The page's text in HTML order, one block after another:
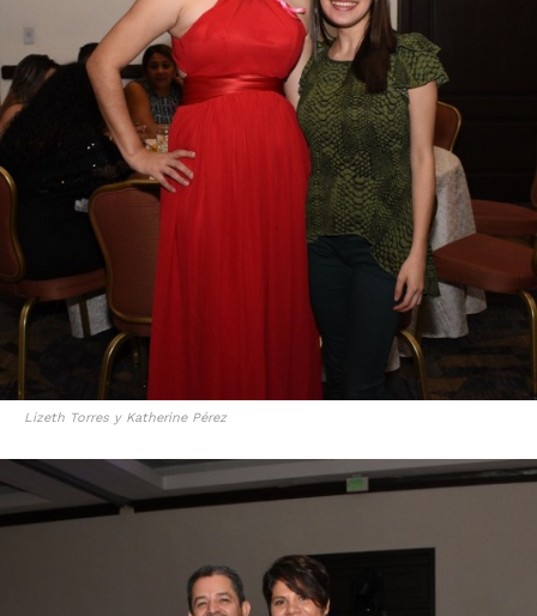
Lizeth Torres y Katherine Pérez